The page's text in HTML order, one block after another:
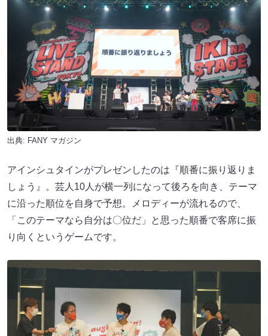
出典: FANY マガジン
アインシュタインがプレゼンしたのは『順番に振り返りま
しょう』。芸人10人が横一列になって後ろを向き、テーマ
に沿った順位を自身で予想。メロディーが流れるので、
「このテーマなら自分は〇位だ」と思った順番で客席に振
り向くというゲームです。